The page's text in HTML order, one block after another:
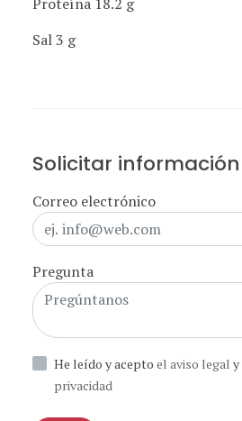
Sal 3 g
Solicitar información
Correo electrónico
Pregunta
He leído y acepto el aviso legal y
privacidad